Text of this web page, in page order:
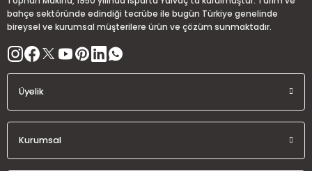
Bu ürüne benzer farklı alternatifler olmalı.
bahçe sektöründe edindiği tecrübe ile bugün Türkiye genelinde
bireysel ve kurumsal müşterilere ürün ve çözüm sunmaktadır.
Üyelik
Kurumsal